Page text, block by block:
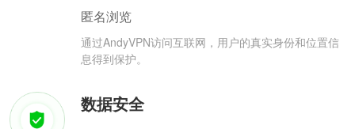
匿名浏览
通过AndyVPN访问互联网，用户的真实身份和位置信
息得到保护。
数据安全